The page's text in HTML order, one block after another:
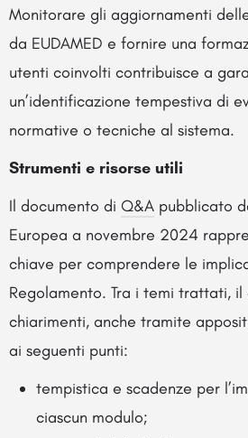
Monitorare gli aggiornamenti
da EUDAMED e fornire una
utenti coinvolti contribuisce a
un’identificazione tempestiva di
normative o tecniche al sistema.
Strumenti e risorse utili
Il documento di Q&A pubblicato
Europea a novembre 2024
chiave per comprendere le
Regolamento. Tra i temi trattati,
chiarimenti, anche tramite
ai seguenti punti:
tempistica e scadenze per
ciascun modulo;